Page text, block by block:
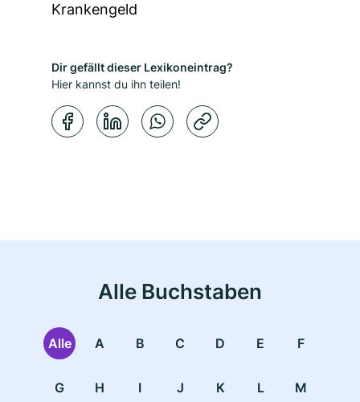
Krankengeld
Dir gefällt dieser Lexikoneintrag?
Hier kannst du ihn teilen!
Alle Buchstaben
Alle A B C D E F
G H I J K L M